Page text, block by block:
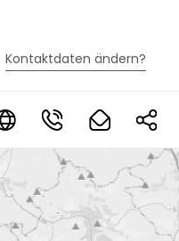
* * * *
Kontaktdaten ändern?